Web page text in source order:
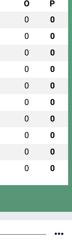
O P
0 0
0 0
0 0
0 0
0 0
0 0
0 0
0 0
0 0
0 0